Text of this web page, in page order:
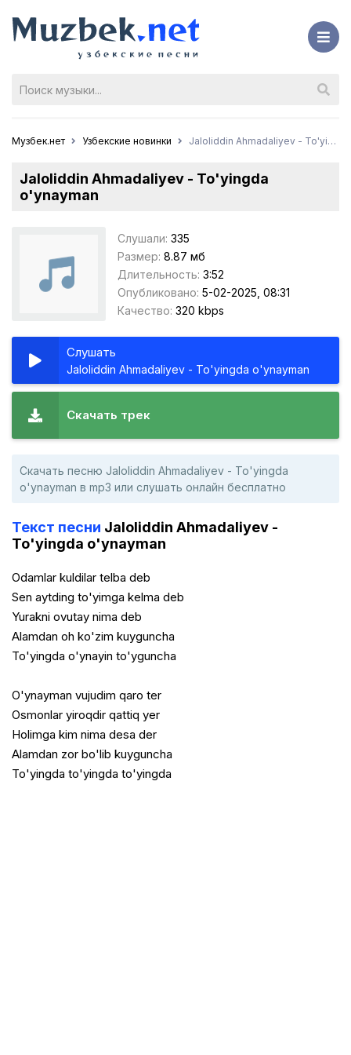
Музбек.нет Узбекские новинки Jaloliddin Ahmadaliyev - To'yingda o'ynayman
Jaloliddin Ahmadaliyev - To'yingda
o'ynayman
Слушали: 335
Размер: 8.87 мб
Длительность: 3:52
Опубликовано: 5-02-2025, 08:31
Качество: 320 kbps
Слушать
Jaloliddin Ahmadaliyev - To'yingda o'ynayman
Скачать трек
Скачать песню Jaloliddin Ahmadaliyev - To'yingda
o'ynayman в mp3 или слушать онлайн бесплатно
Текст песни Jaloliddin Ahmadaliyev -
To'yingda o'ynayman
Odamlar kuldilar telba deb
Sen aytding to'yimga kelma deb
Yurakni ovutay nima deb
Alamdan oh ko'zim kuyguncha
To'yingda o'ynayin to'yguncha
O'ynayman vujudim qaro ter
Osmonlar yiroqdir qattiq yer
Holimga kim nima desa der
Alamdan zor bo'lib kuyguncha
To'yingda to'yingda to'yingda